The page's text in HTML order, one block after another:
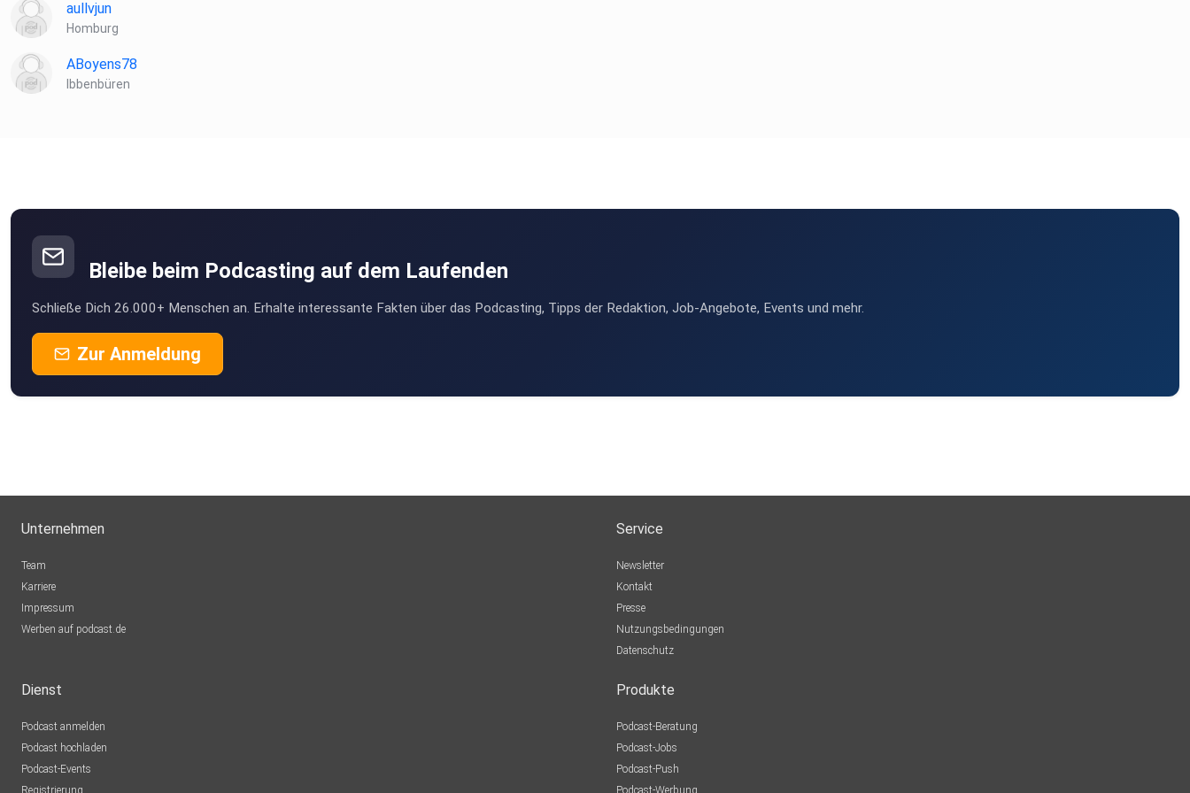
aullvjun
Homburg
ABoyens78
Ibbenbüren
Bleibe beim Podcasting auf dem Laufenden
Schließe Dich 26.000+ Menschen an. Erhalte interessante Fakten über das Podcasting, Tipps der Redaktion, Job-Angebote, Events und mehr.
Zur Anmeldung
Unternehmen
Team
Karriere
Impressum
Werben auf podcast.de
Service
Newsletter
Kontakt
Presse
Nutzungsbedingungen
Datenschutz
Dienst
Podcast anmelden
Podcast hochladen
Podcast-Events
Registrierung
Produkte
Podcast-Beratung
Podcast-Jobs
Podcast-Push
Podcast-Werbung